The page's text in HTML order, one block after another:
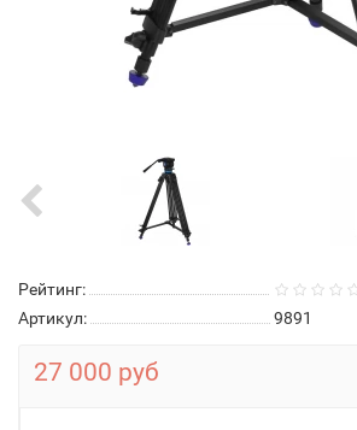
Рейтинг:
Артикул:
9891
27 000 руб